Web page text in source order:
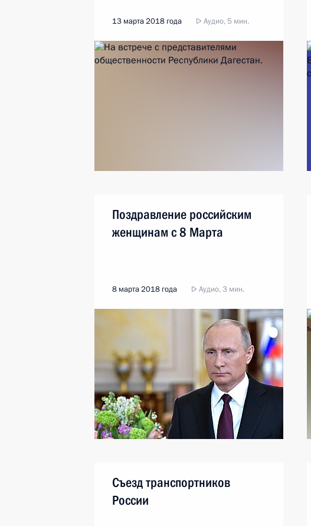
13 марта 2018 года Аудио, 5 мин.
Поздравление российским
женщинам с 8 Марта
8 марта 2018 года Аудио, 3 мин.
Съезд транспортников
России